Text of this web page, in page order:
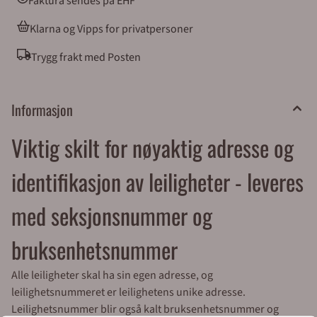
Klarna og Vipps for privatpersoner
Trygg frakt med Posten
Informasjon
Viktig skilt for nøyaktig adresse og
identifikasjon av leiligheter - leveres
med seksjonsnummer og
bruksenhetsnummer
Alle leiligheter skal ha sin egen adresse, og
leilighetsnummeret er leilighetens unike adresse.
Leilighetsnummer blir også kalt bruksenhetsnummer og